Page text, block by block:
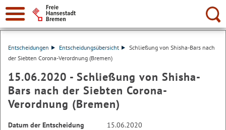
Suche:
Entscheidungen Entscheidungsübersicht
Schließung von Shisha-Bars nach
der Siebten Corona-Verordnung (Bremen)
15.06.2020 - Schließung von Shisha-
Bars nach der Siebten Corona-
Verordnung (Bremen)
Datum der Entscheidung 15.06.2020